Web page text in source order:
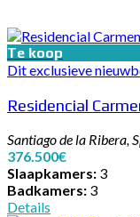
Te koop
Dit exclusieve
Residencial
Santiago de la Ribera,
376.500€
Slaapkamers: 3
Badkamers: 3
Details